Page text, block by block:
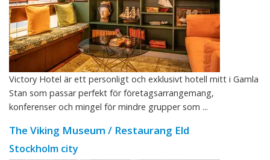
Victory Hotel är ett personligt och exklusivt hotell mitt i Gamla
Stan som passar perfekt för företagsarrangemang,
konferenser och mingel för mindre grupper som ...
The Viking Museum / Restaurang Eld
Stockholm city